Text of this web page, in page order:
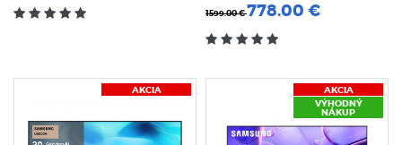
1599.00 €778.00 €
AKCIA
AKCIA
VÝHODNÝ
NÁKUP